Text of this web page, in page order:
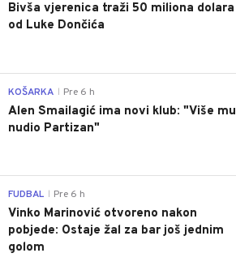
Bivša vjerenica traži 50 miliona dolara
od Luke Dončića
KOŠARKA Pre 6 h
Alen Smailagić ima novi klub: "Više mu
nudio Partizan"
FUDBAL Pre 6 h
Vinko Marinović otvoreno nakon
pobjede: Ostaje žal za bar još jednim
golom